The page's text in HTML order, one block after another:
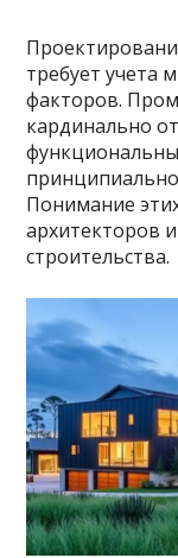
требует учета
факторов.
кардинально
Понимание
архитекторов
строительства.